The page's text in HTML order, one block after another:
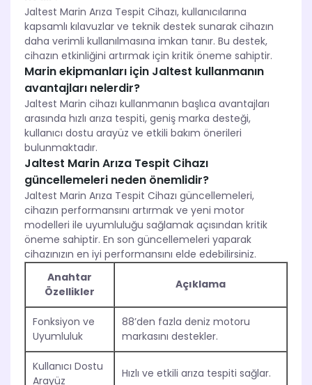
Jaltest Marin Arıza Tespit Cihazı, kullanıcılarına
kapsamlı kılavuzlar ve teknik destek sunarak cihazın
daha verimli kullanılmasına imkan tanır. Bu destek,
cihazın etkinliğini artırmak için kritik öneme sahiptir.
Marin ekipmanları için Jaltest kullanmanın
avantajları nelerdir?
Jaltest Marin cihazı kullanmanın başlıca avantajları
arasında hızlı arıza tespiti, geniş marka desteği,
kullanıcı dostu arayüz ve etkili bakım önerileri
bulunmaktadır.
Jaltest Marin Arıza Tespit Cihazı
güncellemeleri neden önemlidir?
Jaltest Marin Arıza Tespit Cihazı güncellemeleri,
cihazın performansını artırmak ve yeni motor
modelleri ile uyumluluğu sağlamak açısından kritik
öneme sahiptir. En son güncellemeleri yaparak
cihazınızın en iyi performansını elde edebilirsiniz.
Anahtar
Özellikler
Açıklama
Fonksiyon ve
Uyumluluk
88’den fazla deniz motoru
markasını destekler.
Kullanıcı Dostu
Arayüz
Hızlı ve etkili arıza tespiti sağlar.